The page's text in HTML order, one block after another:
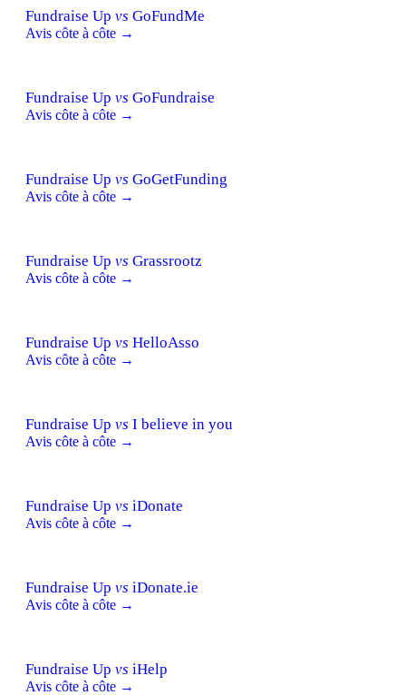
Fundraise Up vs GoFundMe
Avis côte à côte →
Fundraise Up vs GoFundraise
Avis côte à côte →
Fundraise Up vs GoGetFunding
Avis côte à côte →
Fundraise Up vs Grassrootz
Avis côte à côte →
Fundraise Up vs HelloAsso
Avis côte à côte →
Fundraise Up vs I believe in you
Avis côte à côte →
Fundraise Up vs iDonate
Avis côte à côte →
Fundraise Up vs iDonate.ie
Avis côte à côte →
Fundraise Up vs iHelp
Avis côte à côte →